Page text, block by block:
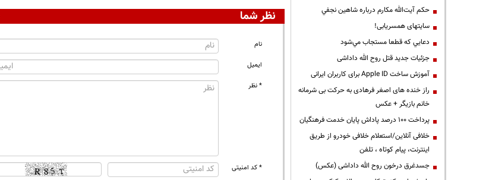
نظر شما
نام
ایمیل
* نظر
* کد امنیتی
حكم آيت‌الله مكارم درباره شاهين نجفي
سایتهای همسریابی!
دعايي كه قطعا مستجاب مي‌شود
جزئیات جدید قتل روح الله داداشی
آموزش ساخت Apple ID برای کاربران ایرانی
راز خنده های اصغر فرهادی به حرکت بی شرمانه
خانم بازیگر + عکس
پرداخت ۱۰۰ درصد پاداش پایان خدمت فرهنگیان
خلافی آنلاین/استعلام خلافی خودرو از طریق
اینترنت، پیام کوتاه ، تلفن
جسدغرق درخون روح الله داداشی (عکس)